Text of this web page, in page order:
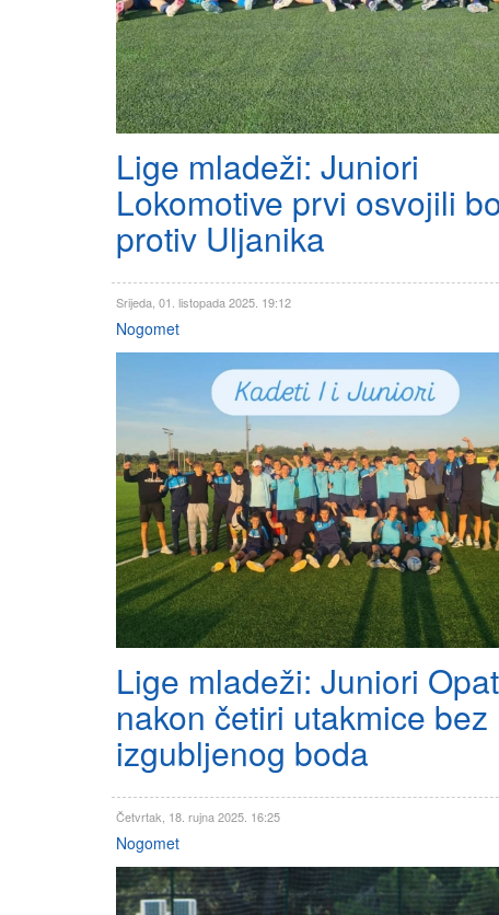
Lige mladeži: Juniori
Lokomotive prvi osvojili
protiv Uljanika
Srijeda, 01. listopada 2025. 19:12
Nogomet
Lige mladeži: Juniori
nakon četiri utakmice bez
izgubljenog boda
Četvrtak, 18. rujna 2025. 16:25
Nogomet